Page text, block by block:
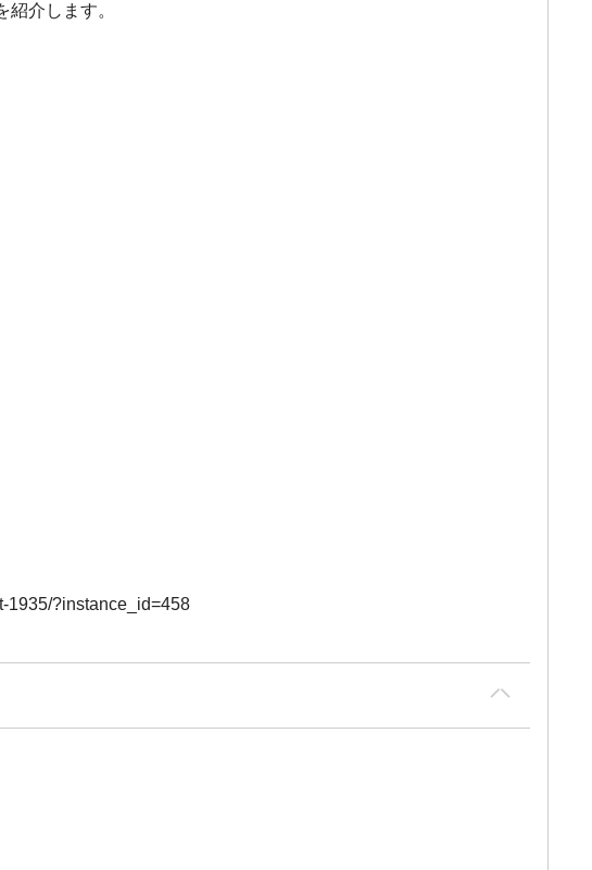
介します。
1935/?instance_id=458